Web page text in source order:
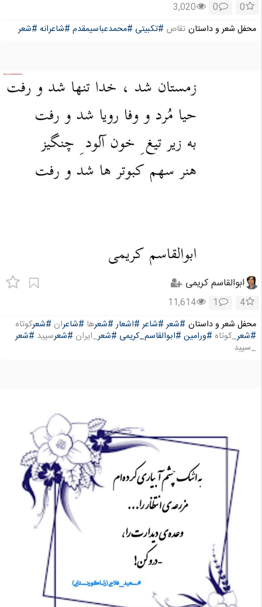
0
0
3,020
محفل شعر و داستان تقاص #تکبیتی #محمدعباسیمقدم #شاعرانه #شعر
ابوالقاسم کریمی
4
1
11,614
محفل شعر و داستان #شعر #شاعر #اشعار #شعرها #شاعران #شعرکوتاه
#شعر_کوتاه #ورامین #ابوالقاسم_کریمی #شعر_ایران #شعرسپید #شعر
_سپید